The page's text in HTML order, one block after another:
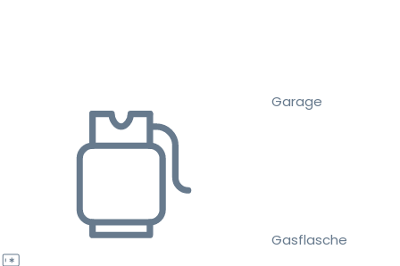
Garage
Gasflasche